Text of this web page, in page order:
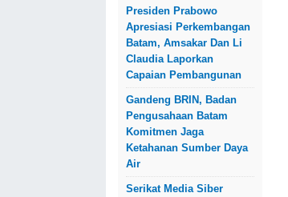
Presiden Prabowo
Apresiasi Perkembangan
Batam, Amsakar Dan Li
Claudia Laporkan
Capaian Pembangunan
Gandeng BRIN, Badan
Pengusahaan Batam
Komitmen Jaga
Ketahanan Sumber Daya
Air
Serikat Media Siber